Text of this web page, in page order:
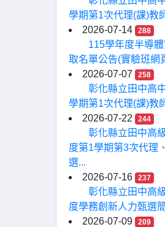
學期第1次代理(課)教
2026-07-14
288
115學年度半導
取名單公告(實驗班網
2026-07-07
258
彰化縣立田中高
學期第1次代理(課)教
2026-07-22
244
彰化縣立田中高
度第1學期第3次代理
選...
2026-07-16
237
彰化縣立田中高
度學務創新人力甄選
2026-07-09
209